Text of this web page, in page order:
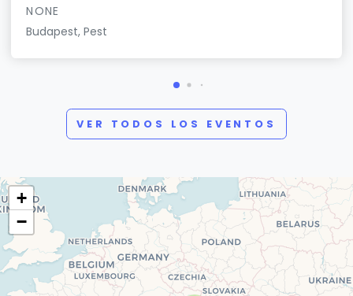
NONE
Budapest, Pest
VER TODOS LOS EVENTOS
+
−